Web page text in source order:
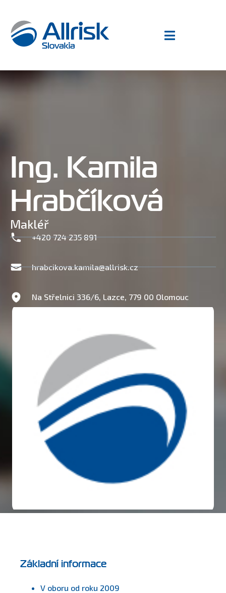
Ing. Kamila
Hrabčíková
Makléř
+420 724 235 891
hrabcikova.kamila@allrisk.cz
Na Střelnici 336/6, Lazce, 779 00 Olomouc
Základní informace
V oboru od roku 2009